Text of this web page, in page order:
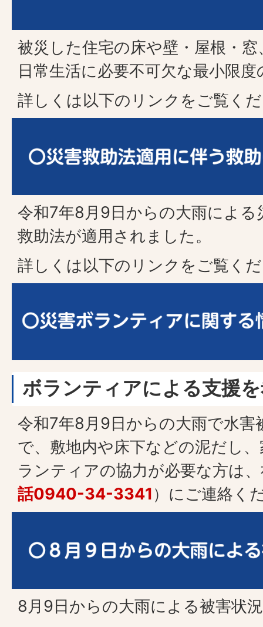
被災した住宅の床や壁・屋根・
日常生活に必要不可欠な最小限
詳しくは以下のリンクをご覧く
令和7年8月9日からの大雨による
救助法が適用されました。
詳しくは以下のリンクをご覧く
ボランティアによる支援
令和7年8月9日からの大雨で水害
で、敷地内や床下などの泥だし
ランティアの協力が必要な方は
話0940-34-3341）にご連絡く
8月9日からの大雨による被害状